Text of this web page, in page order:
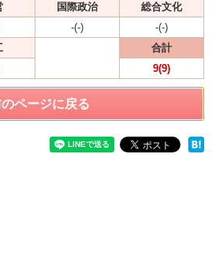
国際政治
総合文化
-(-)
-(-)
合計
9(9)
ページに戻る